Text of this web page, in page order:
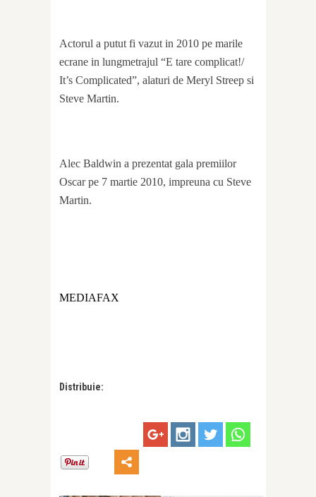
Actorul a putut fi vazut in 2010 pe marile
ecrane in lungmetrajul “E tare complicat!/
It’s Complicated”, alaturi de Meryl Streep si
Steve Martin.
Alec Baldwin a prezentat gala premiilor
Oscar pe 7 martie 2010, impreuna cu Steve
Martin.
MEDIAFAX
Distribuie: